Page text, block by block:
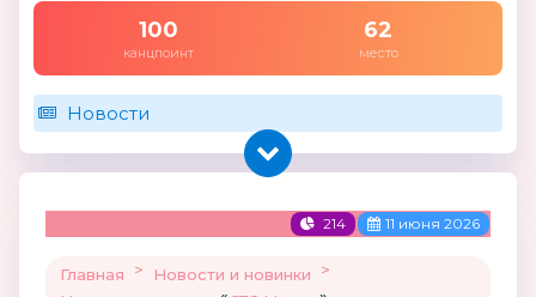
100
канцпоинт
62
место
Новости
214 11 июня 2026
Главная > Новости и новинки
>